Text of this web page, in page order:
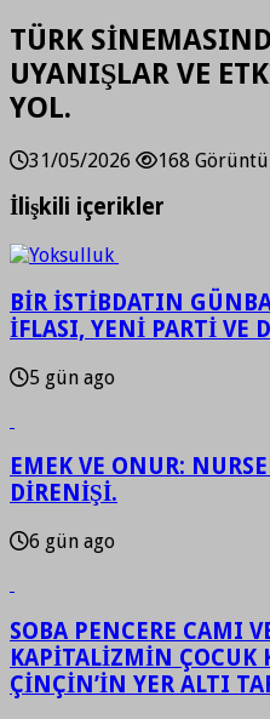
TÜRK
UYANIŞLAR VE
YOL.
31/05/2026 168
İlişkili içerikler
BİR İSTİBDATIN
İFLASI, YENİ PARTİ VE
5 gün ago
EMEK VE ONUR:
DİRENİŞİ.
6 gün ago
SOBA PENCERE CAMI
KAPİTALİZMİN ÇOCUK
ÇİNÇİN’İN YER ALTI